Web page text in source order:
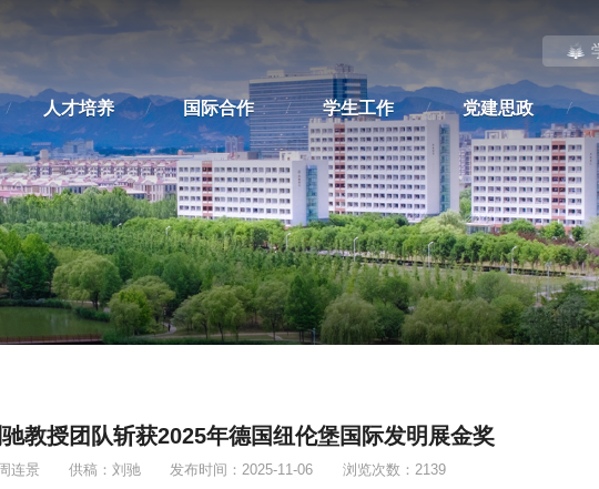
人才培养 国际合作 学生工作 党建思政
教授团队斩获2025年德国纽伦堡国际发明展金奖
连景 供稿：刘驰 发布时间：2025-11-06 浏览次数： 2139